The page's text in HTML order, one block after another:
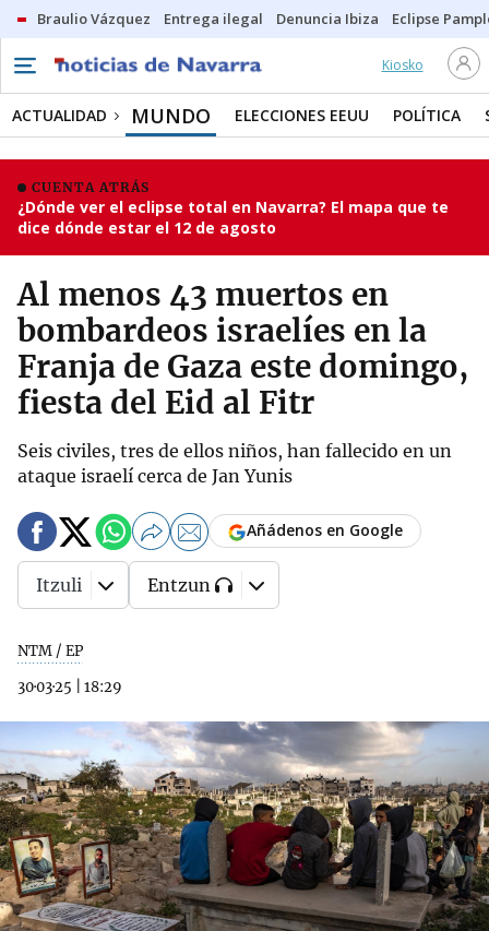
Braulio Vázquez Entrega ilegal Denuncia Ibiza Eclipse
Kiosko
ACTUALIDAD MUNDO ELECCIONES EEUU POLÍTICA
CUENTA ATRÁS
¿Dónde ver el eclipse total en Navarra? El mapa que te
dice dónde estar el 12 de agosto
Al menos 43 muertos en
bombardeos israelíes en la
Franja de Gaza este domingo,
fiesta del Eid al Fitr
Seis civiles, tres de ellos niños, han fallecido en un
ataque israelí cerca de Jan Yunis
NTM / EP
30·03·25
18:29
Añádenos en Google
Itzuli Entzun